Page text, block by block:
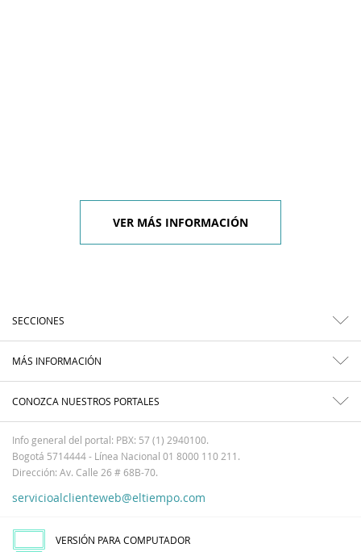
VER MÁS INFORMACIÓN
SECCIONES
MÁS INFORMACIÓN
CONOZCA NUESTROS PORTALES
Info general del portal: PBX: 57 (1) 2940100.
Bogotá 5714444 - Línea Nacional 01 8000 110 211.
Dirección: Av. Calle 26 # 68B-70.
servicioalclienteweb@eltiempo.com
VERSIÓN PARA COMPUTADOR